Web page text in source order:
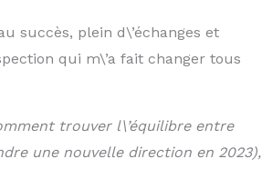
succès, plein d\’échanges et
qui m\’a fait changer tous
trouver l\’équilibre entre
une nouvelle direction en 2023),